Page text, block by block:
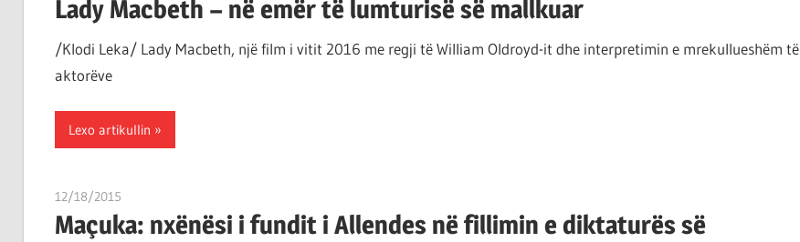
Lady Macbeth – në emër të lumturisë së mallkuar
/Klodi Leka/ Lady Macbeth, një film i vitit 2016 me regji të William Oldroyd-it dhe interpretimin e mrekullueshëm të
aktorëve
Lexo artikullin
12/18/2015
Maçuka: nxënësi i fundit i Allendes në fillimin e diktaturës së